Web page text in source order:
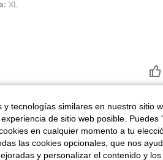
XL
y tecnologías similares en nuestro sitio
de sitio web posible.
en cualquier momento a tu
las cookies opcionales, que nos
y personalizar el contenido y